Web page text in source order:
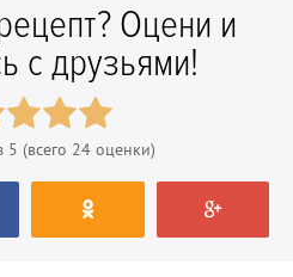
Оцени и
с друзьями!
5 (всего 24 оценки)